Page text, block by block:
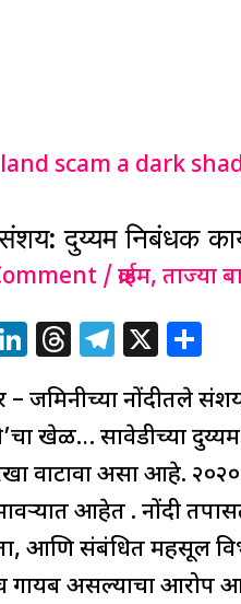
दुय्यम निबंधक
/क्राईम,ताज्या
Li
n
k
e
dI
n
T
h
re
a
d
s
T
el
e
g
ra
m
X
ar
e
– जमिनीच्या नोंदीतले
खेळ… सावेडीच्या दुय्यम
वाटावा असा आहे.
आहेत . नोंदी
आणि संबंधित महसूल
असल्याचा आरोप